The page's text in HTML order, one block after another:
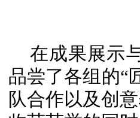
在成果展示
品尝了各组的“
队合作以及创